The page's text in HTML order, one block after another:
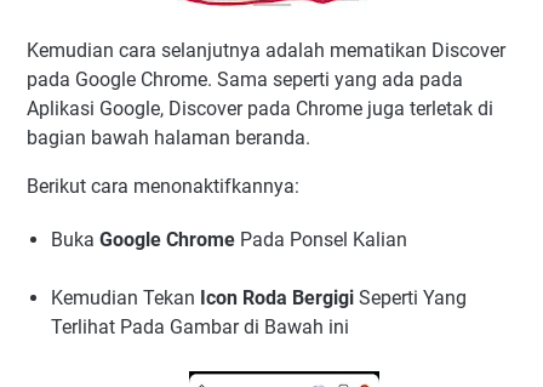
Kemudian cara selanjutnya adalah mematikan Discover
pada Google Chrome. Sama seperti yang ada pada
Aplikasi Google, Discover pada Chrome juga terletak di
bagian bawah halaman beranda.
Berikut cara menonaktifkannya:
Buka Google Chrome Pada Ponsel Kalian
Kemudian Tekan Icon Roda Bergigi Seperti Yang
Terlihat Pada Gambar di Bawah ini